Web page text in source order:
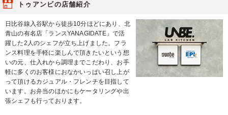
トゥアンビの店舗紹介
日比谷線入谷駅から徒歩10分ほどにあり、北
青山の有名店「ランスYANAGIDATE」で活
躍した2人のシェフが立ち上げました。フラ
ンス料理を手軽に楽しんで頂きたいという想
いの元、仕入れから調理までこだわり、お手
軽に多くのお客様におなかいっぱい召し上が
って頂けるカジュアル・フレンチを目指して
います。お弁当のほかにもケータリングや出
張シェフも行っております。